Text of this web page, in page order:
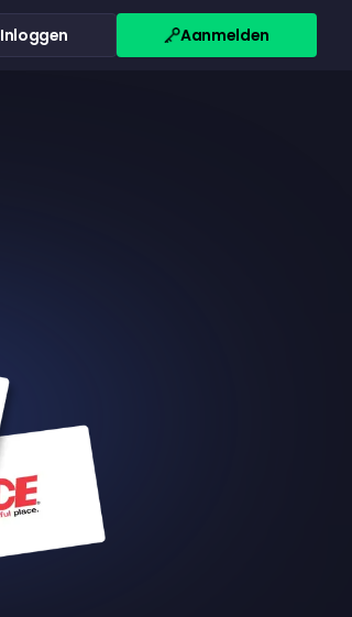
Inloggen Aanmelden